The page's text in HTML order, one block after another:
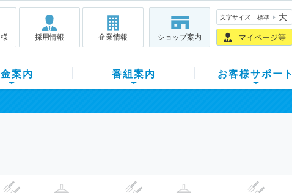
採用情報 企業情報 ショップ案内
文字サイズ 標準 大
マイページ等
案内 番組案内 お客様サポート